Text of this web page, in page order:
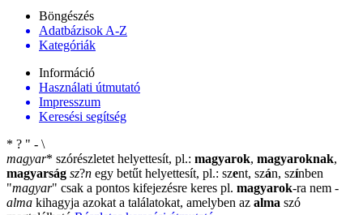
Böngészés
Adatbázisok A-Z
Kategóriák
Információ
Használati útmutató
Impresszum
Keresési segítség
* ? " - \
magyar* szórészletet helyettesít, pl.: magyarok, magyaroknak,
magyarság sz?n egy betűt helyettesít, pl.: szent, szán, színben
"magyar" csak a pontos kifejezésre keres pl. magyarok-ra nem -
alma kihagyja azokat a találatokat, amelyben az alma szó